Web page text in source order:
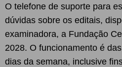
O telefone de suporte para
dúvidas sobre os editais,
examinadora, a Fundação
2028. O funcionamento é
dias da semana, inclusive